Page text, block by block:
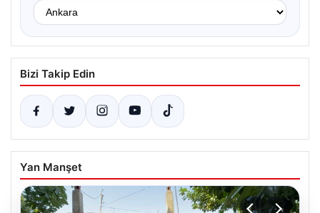
Bizi Takip Edin
Yan Manşet